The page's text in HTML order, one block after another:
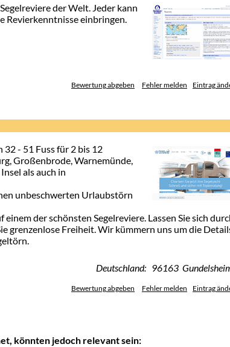
der Welt. Jeder kann
Revierkenntnisse einbringen.
Bewertung abgeben Fehler melden Eintrag
- 51 Fuss für 2 bis 12
Großenbrode, Warnemünde,
als auch in
unbeschwerten Urlaubstörn
der schönsten Segelreviere. Lassen Sie sich
grenzenlose Freiheit. Wir kümmern uns um die
Deutschland: 96163
Bewertung abgeben Fehler melden Eintrag
könnten jedoch relevant sein: